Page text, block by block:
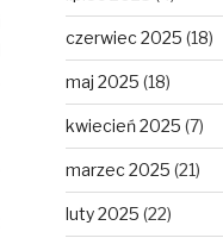
czerwiec 2025 (18)
maj 2025 (18)
kwiecień 2025 (7)
marzec 2025 (21)
luty 2025 (22)